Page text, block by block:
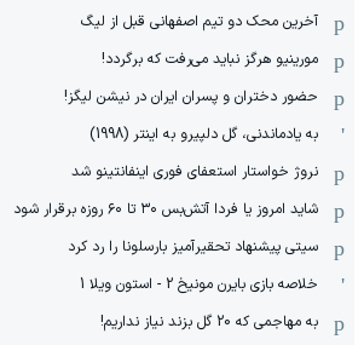
آخرین محک دو تیم اصفهانی قبل از لیگ
مورینیو هرگز نباید می‌رفت که برگردد!
حضور دختران و پسران ایران در نیشن لیگز!
به یادماندنی، گل دلپیرو به اینتر (1998)
نروژ خواستار استعفای فوری اینفانتینو شد
شاید امروز یا فردا آتش‌بس ۳۰ تا ۶۰ روزه برقرار شود
سیتی پیشنهاد تحقیرآمیز بارسلونا را رد کرد
خلاصه بازی بایرن مونیخ 2 - استون ویلا 1
به مهاجمی که 20 گل بزند نیاز نداریم!